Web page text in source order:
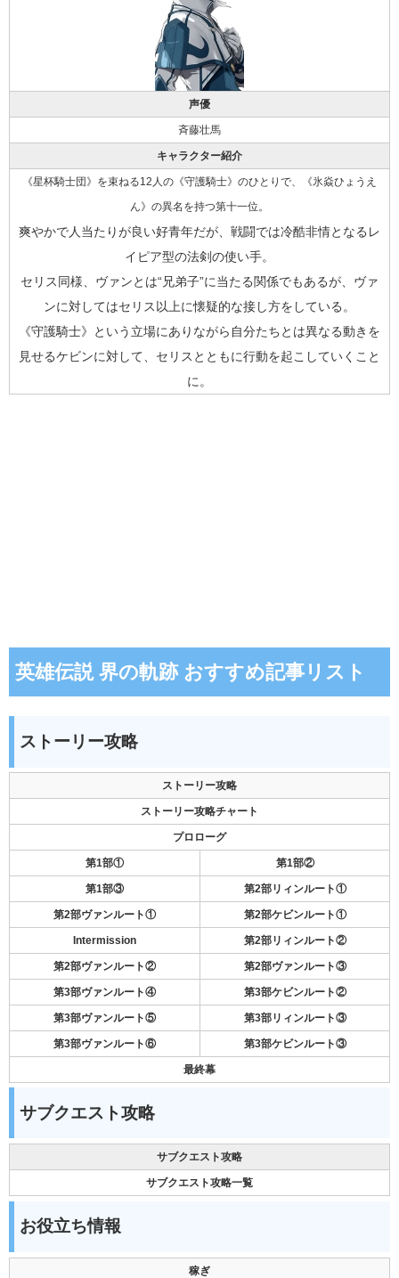
声優
斉藤壮馬
キャラクター紹介
《星杯騎士団》を束ねる12人の《守護騎士》のひとりで、《氷焱ひょうえ
ん》の異名を持つ第十一位。
爽やかで人当たりが良い好青年だが、戦闘では冷酷非情となるレ
イピア型の法剣の使い手。
セリス同様、ヴァンとは“兄弟子”に当たる関係でもあるが、ヴァ
ンに対してはセリス以上に懐疑的な接し方をしている。
《守護騎士》という立場にありながら自分たちとは異なる動きを
見せるケビンに対して、セリスとともに行動を起こしていくこと
に。
英雄伝説 界の軌跡 おすすめ記事リスト
ストーリー攻略
ストーリー攻略
ストーリー攻略チャート
プロローグ
第1部① 第1部②
第1部③ 第2部リィンルート①
第2部ヴァンルート① 第2部ケビンルート①
Intermission 第2部リィンルート②
第2部ヴァンルート② 第2部ヴァンルート③
第3部ヴァンルート④ 第3部ケビンルート②
第3部ヴァンルート⑤ 第3部リィンルート③
第3部ヴァンルート⑥ 第3部ケビンルート③
最終幕
サブクエスト攻略
サブクエスト攻略
サブクエスト攻略一覧
お役立ち情報
稼ぎ